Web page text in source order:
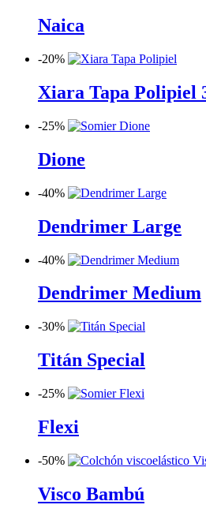
Naica
-20%
Xiara Tapa Polipiel
-25%
Dione
-40%
Dendrimer Large
-40%
Dendrimer Medium
-30%
Titán Special
-25%
Flexi
-50%
Visco Bambú